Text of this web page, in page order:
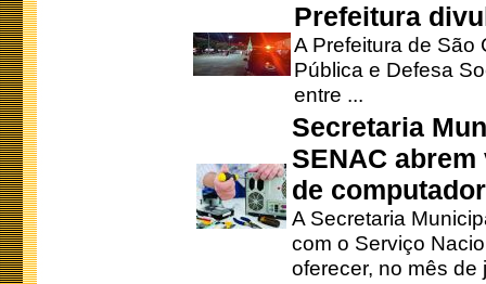
Prefeitura
A Prefeitura de São
Pública e Defesa
entre ...
Secretaria
SENAC
de
A Secretaria
com o Serviço
oferecer, no mês de